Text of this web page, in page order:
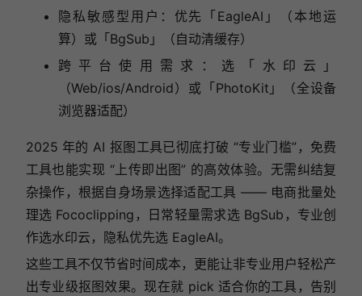
隐私敏感型用户：优先「EagleAI」（本地运
算）或「BgSub」（自动清缓存）
跨平台使用需求：选「水印云」
（Web/ios/Android）或「PhotoKit」（全设备
浏览器适配）
2025 年的 AI 抠图工具已彻底打破 “专业门槛”，免费
工具也能实现 “上传即出图” 的高效体验。无需纠结复
杂操作，根据自身场景选择适配工具 —— 电商批量处
理选 Fococlipping，日常轻量需求选 BgSub，专业创
作选水印云，隐私优先选 EagleAI。
这些工具不仅节省时间成本，更能让非专业用户轻松产
出专业级抠图效果。现在就 pick 适合你的工具，告别